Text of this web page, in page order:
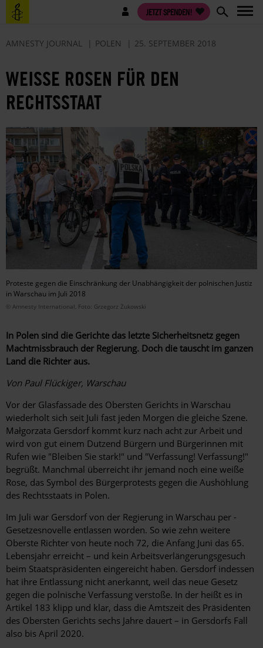
Direkt
zum
Benutzermenü JETZT SPENDEN!
AMNESTY JOURNAL POLEN 25. SEPTEMBER 2018
WEISSE ROSEN FÜR DEN R
ECHTSSTAAT
Proteste gegen die Einschränkung der Unabhängigkeit der polnischen Justiz
in Warschau im Juli 2018
© Amnesty International, Foto: Grzegorz Żukowski
In Polen sind die Gerichte das letzte Sicherheitsnetz gegen
Machtmissbrauch der Regierung. Doch die tauscht im ganzen
Land die Richter aus.
Von Paul Flückiger, Warschau
Vor der Glasfassade des Obersten Gerichts in Warschau
wiederholt sich seit Juli fast jeden Morgen die gleiche Szene.
Małgorzata Gersdorf kommt kurz nach acht zur Arbeit und
wird von gut einem Dutzend Bürgern und Bürgerinnen mit
Rufen wie "Bleiben Sie stark!" und "Verfassung! Verfassung!"
begrüßt. Manchmal überreicht ihr jemand noch eine weiße
Rose, das Symbol des Bürgerprotests gegen die Aushöhlung
des Rechtsstaats in Polen.
Im Juli war Gersdorf von der Regierung in Warschau per ­
Gesetzesnovelle entlassen worden. So wie zehn weitere
Oberste Richter von heute noch 72, die Anfang Juni das 65.
Lebensjahr ­erreicht – und kein Arbeitsverlängerungsgesuch
beim Staatspräsidenten eingereicht haben. Gersdorf indessen
hat ihre Entlassung nicht anerkannt, weil das neue Gesetz
gegen die polnische Verfassung verstoße. In der heißt es in
Artikel 183 klipp und klar, dass die Amtszeit des Präsidenten
des Obersten Gerichts sechs Jahre dauert – in Gersdorfs Fall
also bis April 2020.